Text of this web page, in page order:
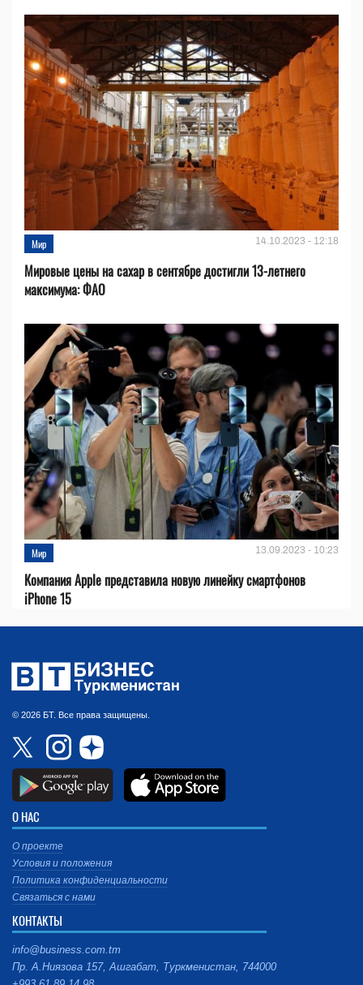
Мир 14.10.2023 - 12:18
Мировые цены на сахар в сентябре достигли 13-летнего
максимума: ФАО
Мир 13.09.2023 - 10:23
Компания Apple представила новую линейку смартфонов
iPhone 15
© 2026 БТ. Все права защищены.
О НАС
О проекте
Условия и положения
Политика конфиденциальности
Связаться с нами
КОНТАКТЫ
info@business.com.tm
Пр. А.Ниязова 157, Ашгабат, Туркменистан, 744000